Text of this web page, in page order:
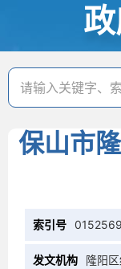
保山市
索引号
发文机构 隆阳